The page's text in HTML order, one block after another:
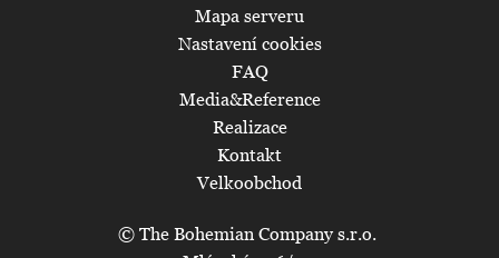
© The Bohemian Company s.r.o.
Mapa serveru
Nastavení cookies
FAQ
Media&Reference
Realizace
Kontakt
Velkoobchod